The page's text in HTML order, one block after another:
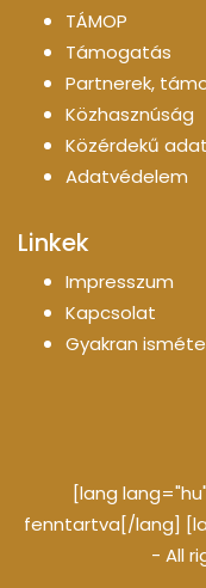
TÁMOP
Támogatás
Partnerek,
Közhasznúság
Közérdekű
Adatvédelem
Linkek
Impresszum
Kapcsolat
Gyakran
[lang
fenntartva[/lang]
- All